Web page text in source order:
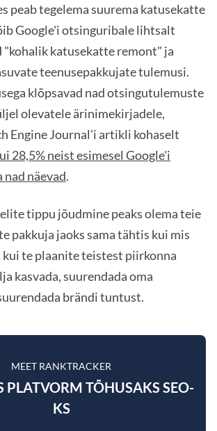
peab tegelema suurema katusekatte
Google'i otsinguribale lihtsalt
"kohalik katusekatte remont" ja
teenusepakkujate tulemusi.
klõpsavad nad otsingutulemuste
olevatele ärinimekirjadele,
Engine Journal'i artikli kohaselt
28,5% neist esimesel Google'i
näevad.
tippu jõudmine peaks olema teie
pakkuja jaoks sama tähtis kui mis
te plaanite teistest piirkonna
kasvada, suurendada oma
brändi tuntust.
MEET RANKTRACKER
PLATVORM TÕHUSAKS SEO-
KS